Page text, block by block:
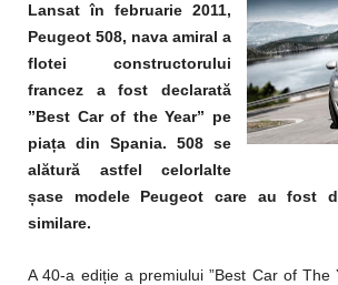
Lansat în februarie 2011,
Peugeot 508, nava amiral a
flotei constructorului
francez a fost declarată
”Best Car of the Year” pe
piața din Spania. 508 se
alătură astfel celorlalte
șase modele Peugeot care au fost
similare.
A 40-a ediție a premiului ”Best Car of The